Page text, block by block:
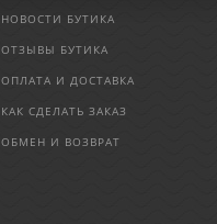
НОВОСТИ БУТИКА
ОТЗЫВЫ БУТИКА
ОПЛАТА И ДОСТАВКА
КАК СДЕЛАТЬ ЗАКАЗ
ОБМЕН И ВОЗВРАТ